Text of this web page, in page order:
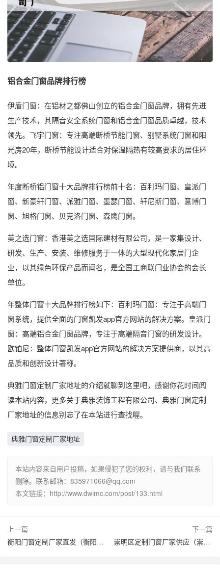
铝合金门窗品牌排行榜
伊盾门窗：在铝材之都佛山创立的铝合金门窗品牌，拥有先进
生产技术，其隔音安全系统门窗和铝合金门窗品质卓越，技术
领先。飞宇门窗：专注高端断桥节能门窗、别墅系统门窗和阳
光房20年，断桥节能设计适合对保温隔热有较高要求的居住环
境。
年度断桥铝门窗十大品牌排行榜前十名：百利玛门窗、皇派门
窗、新豪轩门窗、派雅门窗、墨瑟门窗、轩尼斯门窗、意博门
窗、旭格门窗、贝克洛门窗、森鹰门窗。
美之选门窗：香港美之选国际建材有限公司，是一家集设计、
研发、生产、安装、维修服务于一体的大型现代化家居门企
业，以其绿色环保产品而闻名，是全国工商联门业协会的会长
单位。
年整体门窗十大品牌排行榜如下：百利玛门窗：专注于高端门
窗系统，提供全面的门窗凯发app官方网站的解决方案。皇派门
窗：高端铝合金门窗品牌，专注于高端隔音门窗的研发设计。
欧铂尼：整体门窗凯发app官方网站的解决方案提供商，以其高
品质和创新设计著称。
典雅门窗定制厂家地址的介绍就聊到这里吧，感谢你花时间阅
读本站内容，更多关于典雅装饰工程有限公司、典雅门窗定制
厂家地址的信息别忘了在本站进行查找喔。
典雅门窗定制厂家地址
本站内容来自用户投稿，如果侵犯了您的权利，请与我们联系
删除。联系邮箱： 835971066@qq.com
本文链接：http://www.dwlmc.com/post/133.html
上一篇
衡阳门窗定制厂家直发（衡阳市门窗厂 ）
下一篇
崇明区定制门窗厂家供应（崇明门窗维修 ）